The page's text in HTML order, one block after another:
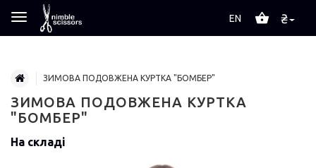
₴
EN
ЗИМОВА ПОДОВЖЕНА КУРТКА "БОМБЕР"
ЗИМОВА ПОДОВЖЕНА КУРТКА
"БОМБЕР"
На складі